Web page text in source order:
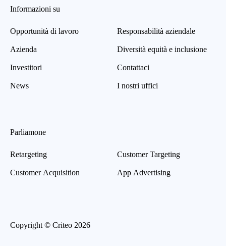
Informazioni su
Opportunità di lavoro
Azienda
Investitori
News
Responsabilità aziendale
Diversità equità e inclusione
Contattaci
I nostri uffici
Parliamone
Retargeting
Customer Acquisition
Customer Targeting
App Advertising
Copyright © Criteo 2026